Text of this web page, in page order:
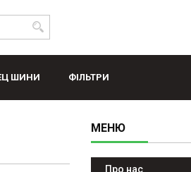
ШИНИ ФІЛЬТРИ
Про нас